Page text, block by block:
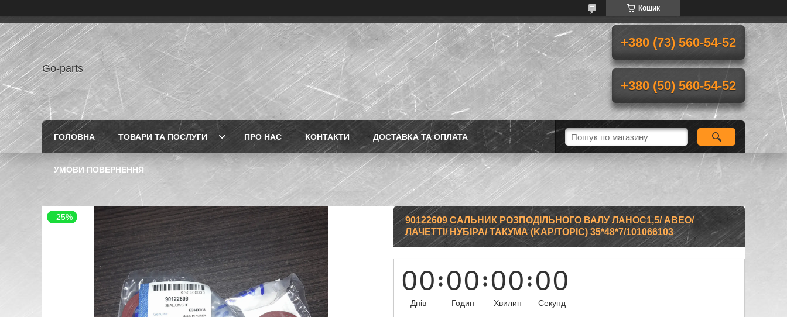
Кошик
Go-parts
+380 (73) 560-54-52
+380 (50) 560-54-52
ГОЛОВНА ТОВАРИ ТА ПОСЛУГИ ПРО НАС КОНТАКТИ ДОСТАВКА ТА ОПЛАТА
УМОВИ ПОВЕРНЕННЯ
–25%
90122609 САЛЬНИК РОЗПОДІЛЬНОГО ВАЛУ ЛАНОС1,5/ АВЕО/
ЛАЧЕТТІ/ НУБІРА/ ТАКУМА (KАР/TOPIC) 35*48*7/101066103
00
Днів
00
Годин
00
Хвилин
00
Секунд